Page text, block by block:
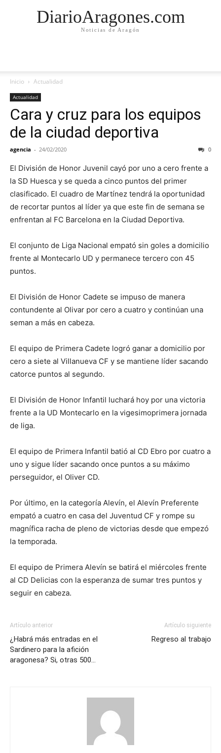
DiarioAragones.com
Noticias de Aragón
Inicio Actualidad
Actualidad
Cara y cruz para los equipos
de la ciudad deportiva
agencia - 24/02/2020 0
El División de Honor Juvenil cayó por uno a cero frente a
la SD Huesca y se queda a cinco puntos del primer
clasificado. El cuadro de Martínez tendrá la oportunidad
de recortar puntos al líder ya que este fin de semana se
enfrentan al FC Barcelona en la Ciudad Deportiva.
El conjunto de Liga Nacional empató sin goles a domicilio
frente al Montecarlo UD y permanece tercero con 45
puntos.
El División de Honor Cadete se impuso de manera
contundente al Olivar por cero a cuatro y continúan una
seman a más en cabeza.
El equipo de Primera Cadete logró ganar a domicilio por
cero a siete al Villanueva CF y se mantiene líder sacando
catorce puntos al segundo.
El División de Honor Infantil luchará hoy por una victoria
frente a la UD Montecarlo en la vigesimoprimera jornada
de liga.
El equipo de Primera Infantil batió al CD Ebro por cuatro a
uno y sigue líder sacando once puntos a su máximo
perseguidor, el Oliver CD.
Por último, en la categoría Alevín, el Alevín Preferente
empató a cuatro en casa del Juventud CF y rompe su
magnífica racha de pleno de victorias desde que empezó
la temporada.
El equipo de Primera Alevín se batirá el miércoles frente
al CD Delicias con la esperanza de sumar tres puntos y
seguir en cabeza.
Artículo anterior
¿Habrá más entradas en el
Sardinero para la afición
aragonesa? Si, otras 500…
Artículo siguiente
Regreso al trabajo